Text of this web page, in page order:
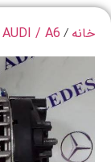
خانه /
AUDI / A6